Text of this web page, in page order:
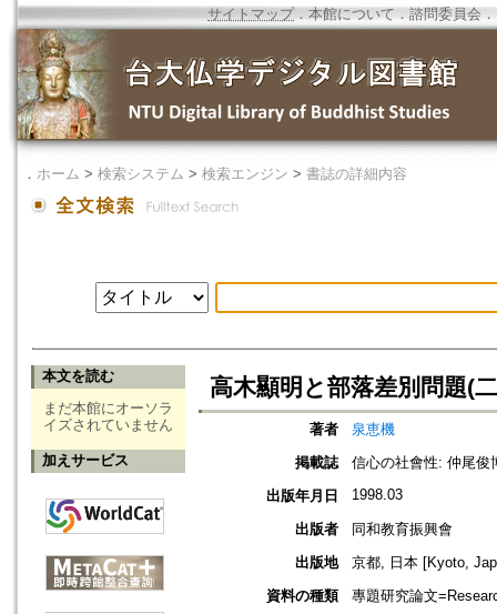
サイトマップ．本館について ． 諮問委員会 ．
． ホーム > 検索システム > 検索エンジン > 書誌の詳細内容
本文を読む
まだ本館にオーソラ
イズされていません
加えサービス
高木顯明と部落差別問題(
著者
泉恵機
掲載誌
信心の社會性: 仲尾俊
出版年月日
1998.03
出版者
同和教育振興會
出版地
京都, 日本 [Kyoto,
資料の種類
專題研究論文